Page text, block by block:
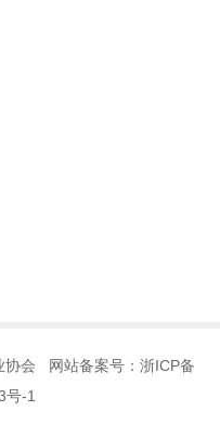
会 网站备案号： 浙ICP备
号-1